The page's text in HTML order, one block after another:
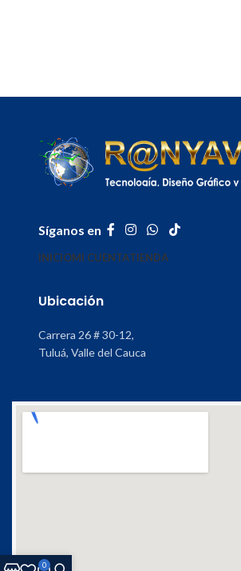
Síganos en
INICIOMI CUENTATIENDA
Ubicación
Carrera 26 # 30-12,
Tuluá, Valle del Cauca
0